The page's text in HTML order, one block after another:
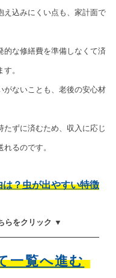
え込みにくい点も、家計面で
的な修繕費を準備しなくて済
。
がないことも、老後の安心材
ずに済むため、収入に応じ
るのです。
？虫が出やすい特徴
らをクリック ▼
一覧へ進む